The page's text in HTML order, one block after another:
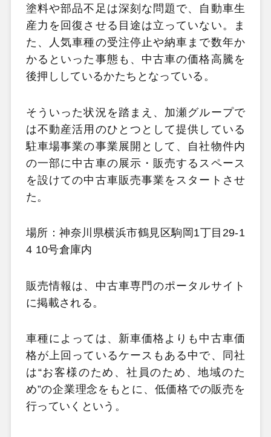
塗料や部品不足は深刻な問題で、自動車生
産力を回復させる目途は立っていない。ま
た、人気車種の受注停止や納車まで数年か
かるといった事態も、中古車の価格高騰を
後押ししているかたちとなっている。
そういった状況を踏まえ、加瀬グループで
は不動産活用のひとつとして提供している
駐車場事業の事業展開として、自社物件内
の一部に中古車の展示・販売するスペース
を設けての中古車販売事業をスタートさせ
た。
場所：神奈川県横浜市鶴見区駒岡1丁目29-1
4 10号倉庫内
販売情報は、中古車専門のポータルサイト
に掲載される。
車種によっては、新車価格よりも中古車価
格が上回っているケースもある中で、同社
は“お客様のため、社員のため、地域のた
め”の企業理念をもとに、低価格での販売を
行っていくという。